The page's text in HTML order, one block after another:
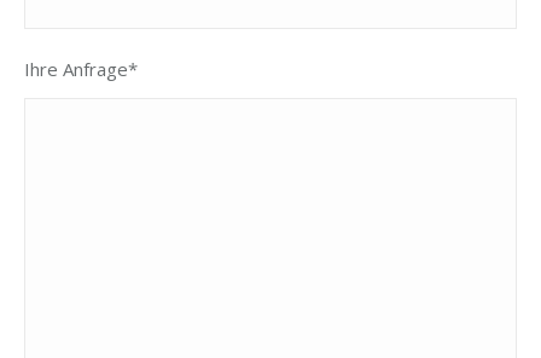
Ihre Anfrage*